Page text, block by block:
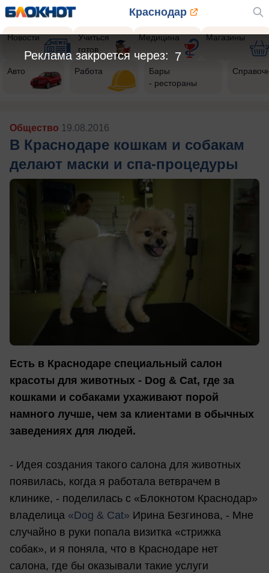
Краснодар
Новости
Учиться
готов
Медицина Магазины
Авто Работа
Бары
- рестораны
Общество 19.08.2016
В Краснодаре кошкам и собакам
делают маски и спа-процедуры
Есть в Краснодаре специальный салон
красоты для животных - Dog & Cat, где за
кошками и собаками ухаживают порой
намного лучше, чем за клиентами в обычных
заведениях для людей.
- Идея создания такого салона для животных
появилась, когда я работала ветврачем в
клинике, - поделилась с «Блокнотом Краснодар»
владелица «Dog & Cat» Ирина Безгинова, - Мне
случайно в руки попала визитка «стрижка
собак», и я поняла, что в Краснодаре нет
салона, где бы оказывали такие услуги
6
Реклама закроется через: